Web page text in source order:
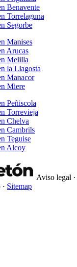
Benavente
Torrelaguna
Segorbe
Manises
Arucas
Melilla
la Llagosta
Manacor
Miere
Peñiscola
Torrevieja
Chelva
Cambrils
Teguise
Alcoy
Aviso legal ·
· Sitemap